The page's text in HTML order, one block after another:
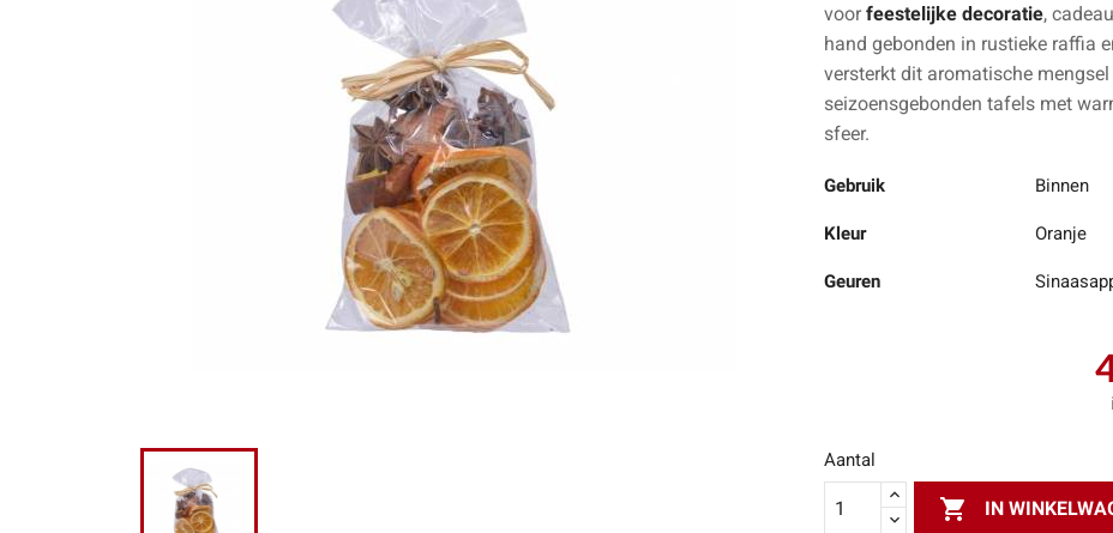
voorfeestelijke decoratie,
hand gebonden in rustieke raffia
versterkt dit aromatische
seizoensgebonden tafels met
sfeer.
Gebruik Binnen
Kleur Oranje
Geuren
Aantal
 IN